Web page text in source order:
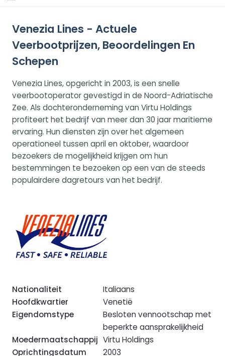
Venezia Lines - Actuele
Veerbootprijzen, Beoordelingen En
Schepen
Venezia Lines, opgericht in 2003, is een snelle
veerbootoperator gevestigd in de Noord-Adriatische
Zee. Als dochteronderneming van Virtu Holdings
profiteert het bedrijf van meer dan 30 jaar maritieme
ervaring. Hun diensten zijn over het algemeen
operationeel tussen april en oktober, waardoor
bezoekers de mogelijkheid krijgen om hun
bestemmingen te bezoeken op een van de steeds
populairdere dagretours van het bedrijf.
Nationaliteit
Italiaans
Hoofdkwartier
Venetië
Eigendomstype
Besloten vennootschap met
beperkte aansprakelijkheid
Moedermaatschappij Virtu Holdings
Oprichtingsdatum
2003